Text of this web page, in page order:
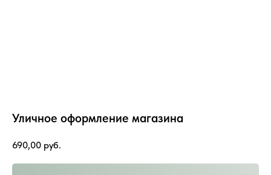
Уличное оформление магазина
690,00 руб.